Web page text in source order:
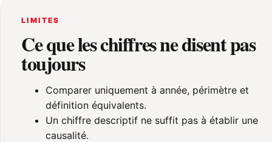
LIMITES
Ce que les chiffres ne disent pas
toujours
Comparer uniquement à année, périmètre et
définition équivalents.
Un chiffre descriptif ne suffit pas à établir une
causalité.